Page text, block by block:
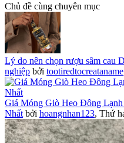
Chủ đề cùng chuyên mục
Lý do nên chọn rượu sâm cau
nghiệp bởi tootiredtocreataname
Giá Móng Giò Heo Đông
Nhất bởi hoangnhan123, Thứ